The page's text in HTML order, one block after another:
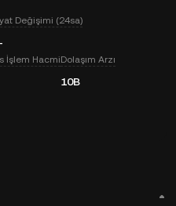
Değişimi (24sa)
İşlem HacmiDolaşım Arzı
10B